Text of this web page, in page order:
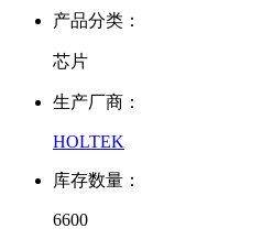
产品分类：
芯片
生产厂商：
HOLTEK
库存数量：
6600